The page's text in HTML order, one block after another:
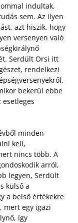
indultak,
sem. Az ilyen
azt hiszik, hogy
versenyen való
Serdült Orsi itt
rendelkezi
bekerül ebbe
minden
kell,
nincs több. A
arról,
legyen, Serdült
külső a
a belső értékekre
mert egy igazi
így